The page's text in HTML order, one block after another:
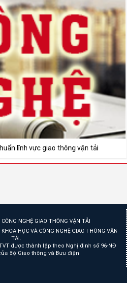
HỌC VÀ CÔNG NGHỆ GIAO THÔNG VẬN
TẢI.
được thành lập theo Nghị định số 96-NĐ
Bộ Giao thông và Bưu điện